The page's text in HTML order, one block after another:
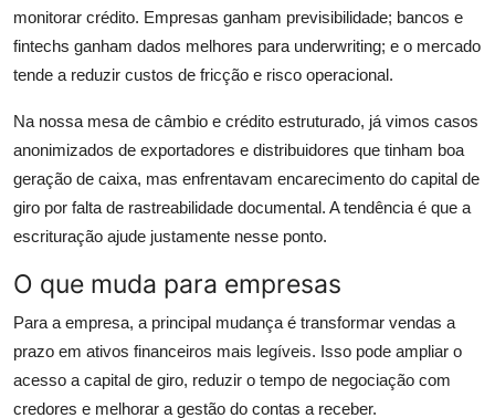
monitorar crédito. Empresas ganham previsibilidade; bancos e
fintechs ganham dados melhores para underwriting; e o mercado
tende a reduzir custos de fricção e risco operacional.
Na nossa mesa de câmbio e crédito estruturado, já vimos casos
anonimizados de exportadores e distribuidores que tinham boa
geração de caixa, mas enfrentavam encarecimento do capital de
giro por falta de rastreabilidade documental. A tendência é que a
escrituração ajude justamente nesse ponto.
O que muda para empresas
Para a empresa, a principal mudança é transformar vendas a
prazo em ativos financeiros mais legíveis. Isso pode ampliar o
acesso a capital de giro, reduzir o tempo de negociação com
credores e melhorar a gestão do contas a receber.